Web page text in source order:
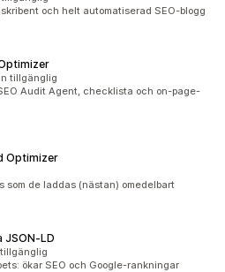
och helt automatiserad SEO-blogg
tillgänglig
Audit Agent, checklista och on-page-
Optimizer
som de laddas (nästan) omedelbart
JSON‑LD
ökar SEO och Google-rankningar